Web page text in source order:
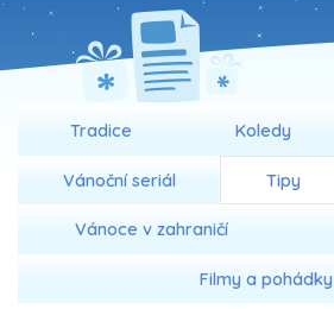
Tradice Koledy
Vánoční seriál Tipy
Vánoce v zahraničí
Filmy a pohádky